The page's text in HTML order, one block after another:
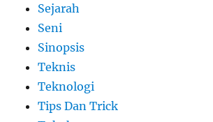
Sejarah
Seni
Sinopsis
Teknis
Teknologi
Tips Dan Trick